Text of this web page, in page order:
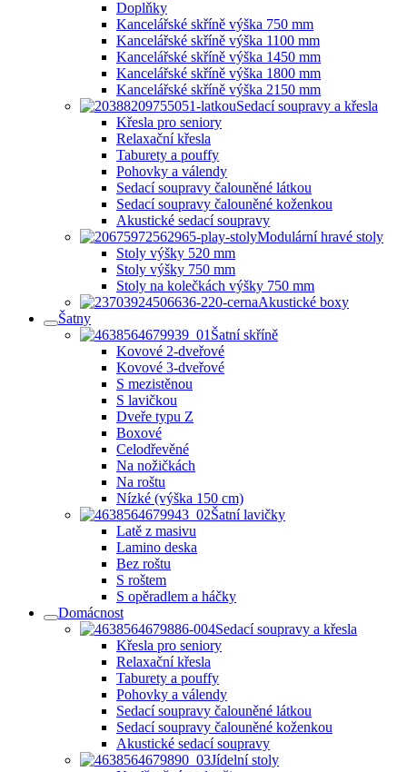
Doplňky
Kancelářské skříně výška 750 mm
Kancelářské skříně výška 1100 mm
Kancelářské skříně výška 1450 mm
Kancelářské skříně výška 1800 mm
Kancelářské skříně výška 2150 mm
Sedací soupravy a křesla
Křesla pro seniory
Relaxační křesla
Taburety a pouffy
Pohovky a válendy
Sedací soupravy čalouněné látkou
Sedací soupravy čalouněné koženkou
Akustické sedací soupravy
Modulární hravé stoly
Stoly výšky 520 mm
Stoly výšky 750 mm
Stoly na kolečkách výšky 750 mm
Akustické boxy
Šatny
Šatní skříně
Kovové 2-dveřové
Kovové 3-dveřové
S mezistěnou
S lavičkou
Dveře typu Z
Boxové
Celodřevěné
Na nožičkách
Na roštu
Nízké (výška 150 cm)
Šatní lavičky
Latě z masivu
Lamino deska
Bez roštu
S roštem
S opěradlem a háčky
Domácnost
Sedací soupravy a křesla
Křesla pro seniory
Relaxační křesla
Taburety a pouffy
Pohovky a válendy
Sedací soupravy čalouněné látkou
Sedací soupravy čalouněné koženkou
Akustické sedací soupravy
Jídelní stoly